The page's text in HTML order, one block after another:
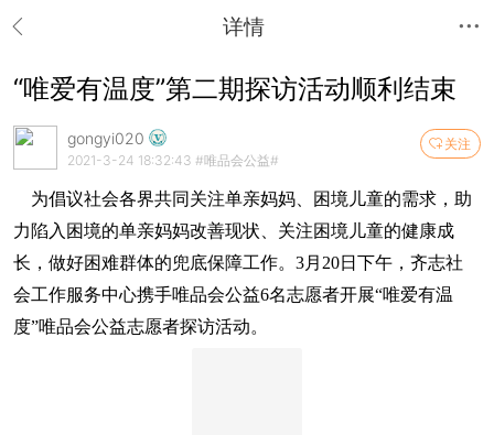
详情
“唯爱有温度”第二期探访活动顺利结束
关注
gongyi020
2021-3-24 18:32:43 #唯品会公益#
为倡议社会各界共同关注单亲妈妈、困境儿童的需求，助
力陷入困境的单亲妈妈改善现状、关注困境儿童的健康成
长，做好困难群体的兜底保障工作。3月20日下午，齐志社
会工作服务中心携手唯品会公益6名志愿者开展“唯爱有温
度”唯品会公益志愿者探访活动。